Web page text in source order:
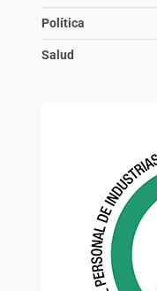
Política
Salud